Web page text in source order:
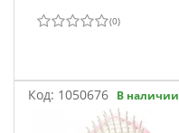
(0)
Код: 1050676 В наличии